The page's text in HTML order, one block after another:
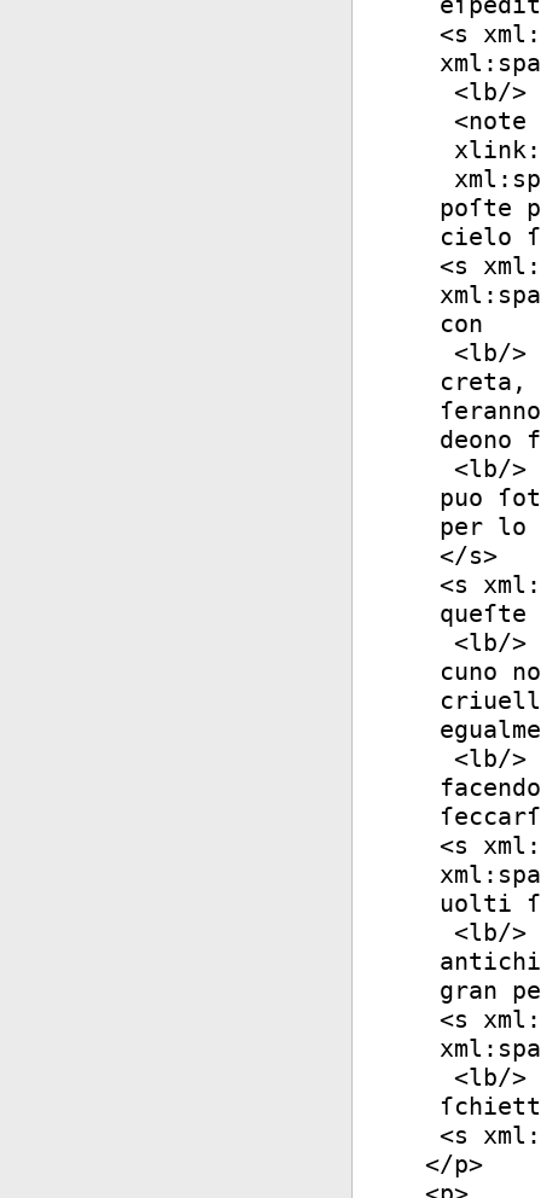
<s
<lb/>
<note
poſte
cielo
<s
con
<lb/>
creta,
deono
<lb/>
puo
per lo
</s>
<s
<lb/>
cuno
<lb/>
<s
uolti
<lb/>
gran
<s
<lb/>
<s
</p>